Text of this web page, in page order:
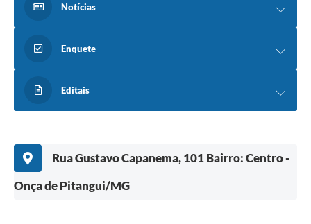
Notícias
Enquete
Editais
Rua Gustavo Capanema, 101 Bairro: Centro -
Onça de Pitangui/MG